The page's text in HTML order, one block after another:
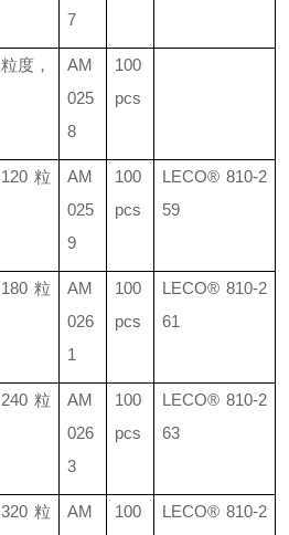
7
粒度，
AM
025
8
100
pcs
120 粒
AM
025
9
100
pcs
LECO® 810-2
59
180 粒
AM
026
1
100
pcs
LECO® 810-2
61
240 粒
AM
026
3
100
pcs
LECO® 810-2
63
320 粒
AM
100
LECO® 810-2